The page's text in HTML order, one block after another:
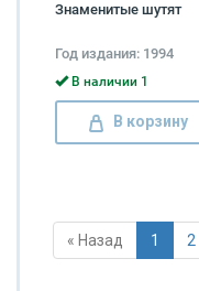
Знаменитые шутят
Год издания: 1994
В наличии 1
В корзину
« Назад 1 2